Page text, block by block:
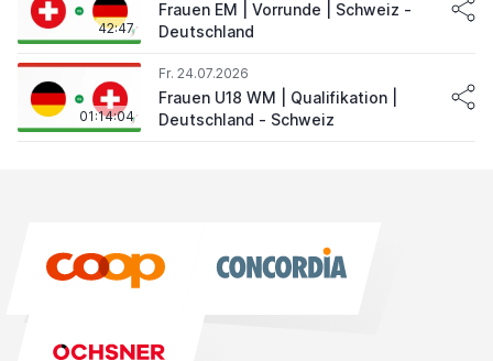
42:47
Frauen EM | Vorrunde | Schweiz -
Deutschland
01:14:04
Fr. 24.07.2026
Frauen U18 WM | Qualifikation |
Deutschland - Schweiz